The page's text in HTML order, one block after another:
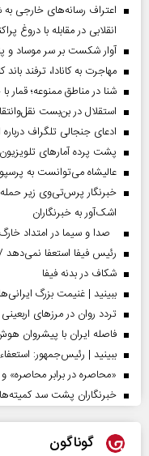
اعتراف رسانه‌های خارجی
انقلابی در مقابله با دروغ
آوار شکست بر سر موساد و
مهاجرت به کانادا، ترفند باند
شنا در مناطق ممنوعه؛ قمار
استقلال در بن‌بست
ادعای جنجالی تلگراف
پشت پرده آمارهای تلویزیون
عالیشاه می‌توانست به
خبرنگار پرس‌تی‌وی زیر
اشک‌آور به خبرنگاران
صدا و سیما در امتداد
رئیس فیفا استعفا نمی‌دهد /
شکاف در بدنه فیفا
ببینید | غنیمت بزرگ
تردد روان در مرزهای
فاصله ایران با پیشرو‌ان
ببینید | رئیس‌جمهور:
«محاصره در برابر
خبرنگاران پشت سد
گوناگون